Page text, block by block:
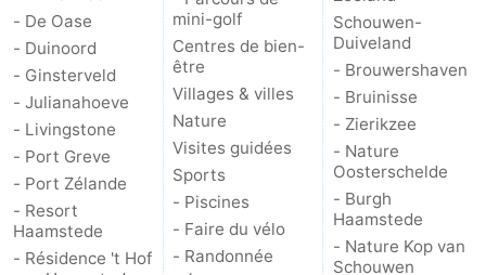
Scheveningen
-
La
Haye
Rotterdam
Rockanje
Zeeland
Schouwen-
- De Oase
- Duinoord
- Ginsterveld
- Julianahoeve
- Livingstone
- Port Greve
- Port Zélande
- Resort
Haamstede
- Résidence 't Hof
mini-golf
Centres de bien-
être
Villages & villes
Nature
Visites guidées
Sports
- Piscines
- Faire du vélo
- Randonnée
Schouwen-
Duiveland
- Brouwershaven
- Bruinisse
- Zierikzee
- Nature
Oosterschelde
- Burgh
Haamstede
- Nature Kop van
Schouwen